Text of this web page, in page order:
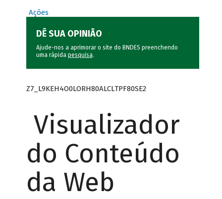
Ações
DÊ SUA OPINIÃO
Ajude-nos a aprimorar o site do BNDES preenchendo
uma rápida pesquisa.
Z7_L9KEH4O0LORH80ALCLTPF80SE2
Visualizador
do Conteúdo
da Web